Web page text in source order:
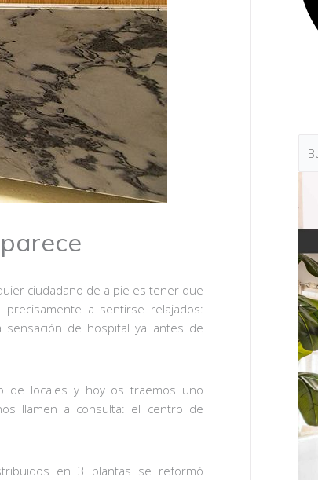
ciudadano de a pie es tener que
a sentirse relajados:
de hospital ya antes de
de locales y hoy os traemos uno
llamen a consulta: el centro de
en 3 plantas se reformó